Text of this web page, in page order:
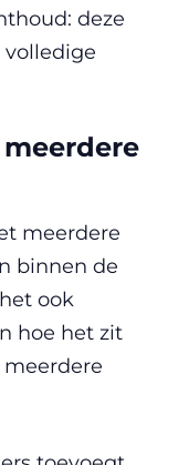
deze
volledige
meerdere
meerdere
binnen de
ook
hoe het zit
meerdere